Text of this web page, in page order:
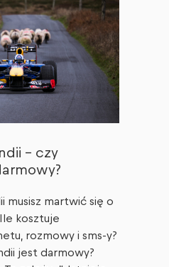
– czy
musisz martwić się o
kosztuje
rozmowy i sms-y?
jest darmowy?